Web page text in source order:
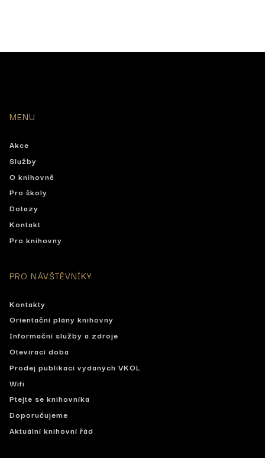
MENU
Akce
Služby
O knihovně
Pro školy
Dotazy
Kontakt
Pro knihovny
PRO NÁVŠTĚVNÍKY
Kontakty
Orientační plány knihovny
Informační služby a zdroje
Otevírací doba
Prodej publikací vydaných VKOL
Wifi
Ptejte se knihovníka
Doporučujeme
Aktuální knihovní řád